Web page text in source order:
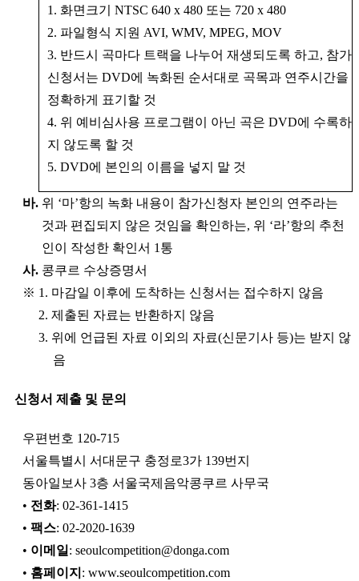
1. 화면크기 NTSC 640 x 480 또는 720 x 480
2. 파일형식 지원 AVI, WMV, MPEG, MOV
3. 반드시 곡마다 트랙을 나누어 재생되도록 하고, 참가
신청서는 DVD에 녹화된 순서대로 곡목과 연주시간을
정확하게 표기할 것
4. 위 예비심사용 프로그램이 아닌 곡은 DVD에 수록하
지 않도록 할 것
5. DVD에 본인의 이름을 넣지 말 것
바. 위 ‘마’항의 녹화 내용이 참가신청자 본인의 연주라는
것과 편집되지 않은 것임을 확인하는, 위 ‘라’항의 추천
인이 작성한 확인서 1통
사. 콩쿠르 수상증명서
※ 1. 마감일 이후에 도착하는 신청서는 접수하지 않음
2. 제출된 자료는 반환하지 않음
3. 위에 언급된 자료 이외의 자료(신문기사 등)는 받지 않
음
신청서 제출 및 문의
우편번호 120-715
서울특별시 서대문구 충정로3가 139번지
동아일보사 3층 서울국제음악콩쿠르 사무국
• 전화: 02-361-1415
• 팩스: 02-2020-1639
• 이메일 : seoulcompetition@donga.com
• 홈페이지 : www.seoulcompetition.com